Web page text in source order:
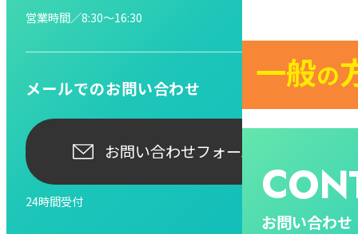
一般の
お問い合わせ
営業時間／8:30〜16:30
メールでのお問い合わせ
お問い合わせフォームへ
24時間受付